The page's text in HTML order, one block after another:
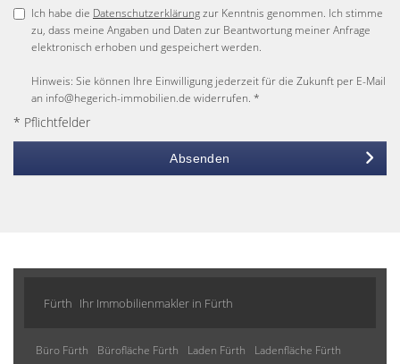
Ich habe die Datenschutzerklärungzur Kenntnis genommen. Ich stimme
zu, dass meine Angaben und Daten zur Beantwortung meiner Anfrage
elektronisch erhoben und gespeichert werden.
Hinweis: Sie können Ihre Einwilligung jederzeit für die Zukunft per E-Mail
an info@hegerich-immobilien.de widerrufen. *
* Pflichtfelder
Absenden
Fürth Ihr Immobilienmakler in Fürth
Büro Fürth Bürofläche Fürth Laden Fürth
Ladenfläche Fürth